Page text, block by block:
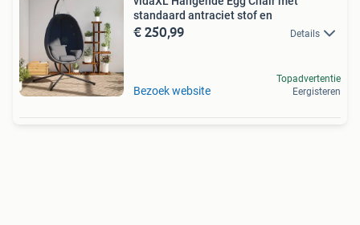
standaard antraciet stof en
€ 250,99 Details
Bezoek website
Topadvertentie
Eergisteren